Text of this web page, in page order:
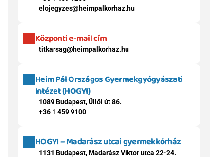
elojegyzes@heimpalkorhaz.hu
Központi e-mail cím
titkarsag@heimpalkorhaz.hu
Heim Pál Országos Gyermekgyógyászati
Intézet (HOGYI)
1089 Budapest, Üllői út 86.
+36 1 459 9100
HOGYI – Madarász utcai gyermekkórház
1131 Budapest, Madarász Viktor utca 22-24.